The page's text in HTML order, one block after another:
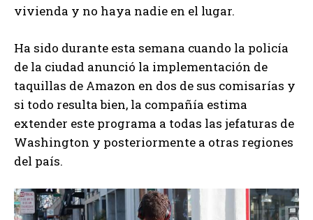
vivienda y no haya nadie en el lugar.
Ha sido durante esta semana cuando la policía
de la ciudad anunció la implementación de
taquillas de Amazon en dos de sus comisarías y
si todo resulta bien, la compañía estima
extender este programa a todas las jefaturas de
Washington y posteriormente a otras regiones
del país.